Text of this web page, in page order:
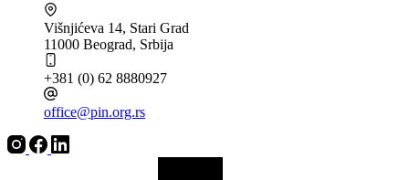
Višnjićeva 14, Stari Grad
11000 Beograd, Srbija
+381 (0) 62 8880927
office@pin.org.rs